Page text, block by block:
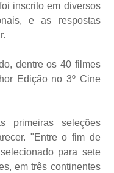
inscrito em diversos
e as respostas
dentre os 40 filmes
Edição no 3º Cine
seleções
"Entre o fim de
para sete
em três continentes